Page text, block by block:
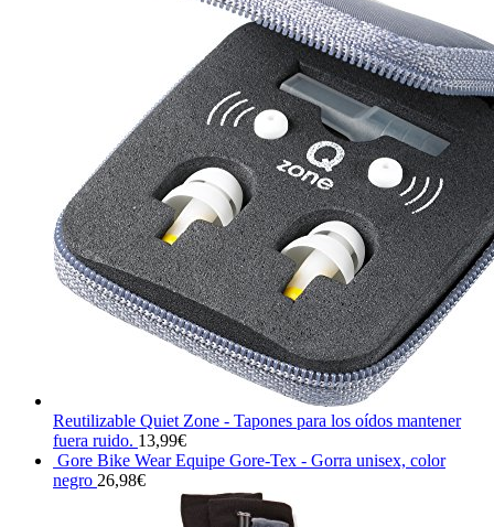
Reutilizable Quiet Zone - Tapones para los oídos mantener
fuera ruido. 13,99€
Gore Bike Wear Equipe Gore-Tex - Gorra unisex, color
negro 26,98€